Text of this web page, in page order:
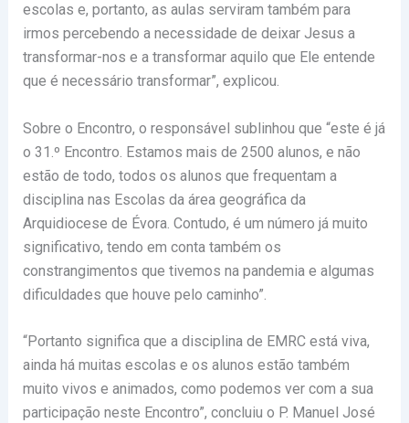
escolas e, portanto, as aulas serviram também para
irmos percebendo a necessidade de deixar Jesus a
transformar-nos e a transformar aquilo que Ele entende
que é necessário transformar”, explicou.
Sobre o Encontro, o responsável sublinhou que “este é já
o 31.º Encontro. Estamos mais de 2500 alunos, e não
estão de todo, todos os alunos que frequentam a
disciplina nas Escolas da área geográfica da
Arquidiocese de Évora. Contudo, é um número já muito
significativo, tendo em conta também os
constrangimentos que tivemos na pandemia e algumas
dificuldades que houve pelo caminho”.
“Portanto significa que a disciplina de EMRC está viva,
ainda há muitas escolas e os alunos estão também
muito vivos e animados, como podemos ver com a sua
participação neste Encontro”, concluiu o P. Manuel José